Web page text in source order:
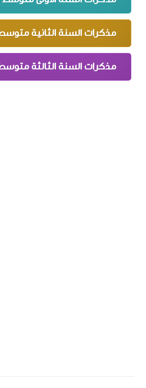
مذكرات السنة الثانية متوسط
مذكرات السنة الثالثة متوسط